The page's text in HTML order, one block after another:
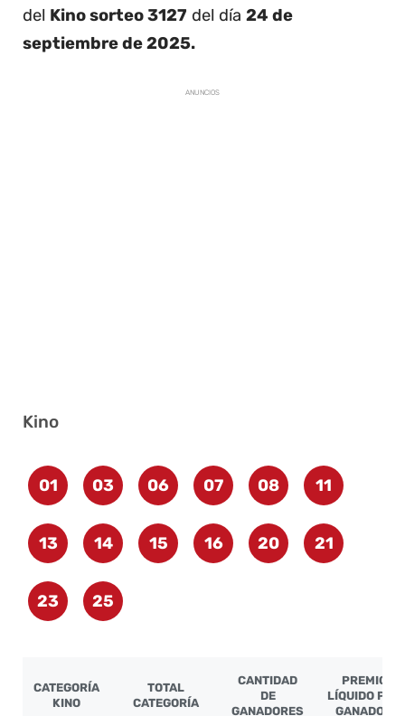
del Kino sorteo 3127 del día 24 de
septiembre de 2025.
ANUNCIOS
Kino
01 03 06 07 08 11
13 14 15 16 20 21
23 25
CATEGORÍA
KINO
TOTAL
CATEGORÍA
CANTIDAD
DE
GANADORES
PREMIO
LÍQUIDO POR
GANADOR